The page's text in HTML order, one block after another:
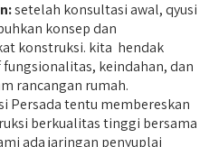
setelah konsultasi awal, qyusi
konsep dan
konstruksi. kita hendak
keindahan, dan
rancangan rumah.
Persada tentu membereskan
berkualitas tinggi bersama
ada jaringan penyuplai